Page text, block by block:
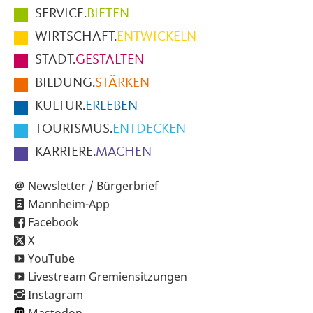
Hauptmenüpunkte
im
Fußbereich
der
Seite
SERVICE.BIETEN
WIRTSCHAFT.ENTWICKELN
STADT.GESTALTEN
BILDUNG.STÄRKEN
KULTUR.ERLEBEN
TOURISMUS.ENTDECKEN
KARRIERE.MACHEN
Newsletter / Bürgerbrief
Mannheim-App
Facebook
X
YouTube
Livestream Gremiensitzungen
Instagram